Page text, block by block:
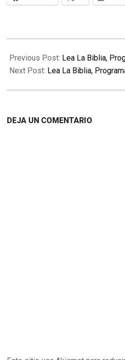
06-
17
Previous Post: Lea La Biblia,
Next Post: Lea La Biblia,
DEJA UN COMENTARIO